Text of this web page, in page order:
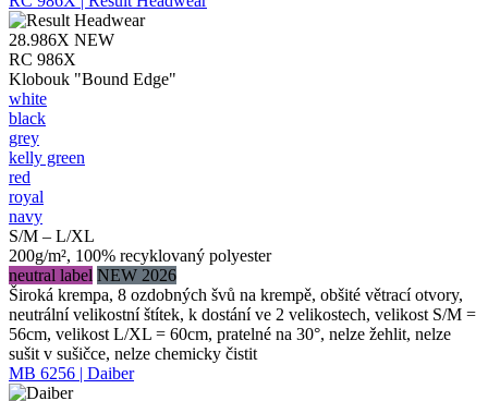
28.986X NEW
RC 986X
Klobouk "Bound Edge"
white
black
grey
kelly green
red
royal
navy
S/M – L/XL
200g/m², 100% recyklovaný polyester
neutral label NEW 2026
Široká krempa, 8 ozdobných švů na krempě, obšité větrací otvory,
neutrální velikostní štítek, k dostání ve 2 velikostech, velikost S/M =
56cm, velikost L/XL = 60cm, pratelné na 30°, nelze žehlit, nelze
sušit v sušičce, nelze chemicky čistit
MB 6256 | Daiber